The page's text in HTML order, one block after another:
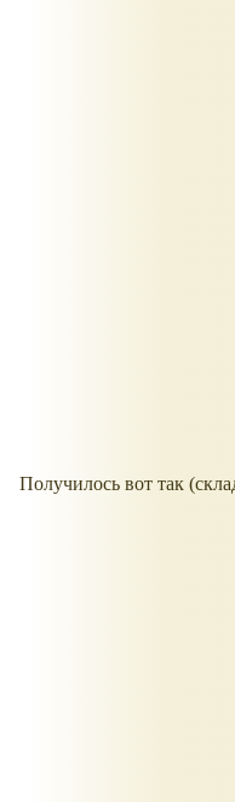
Получилось вот так